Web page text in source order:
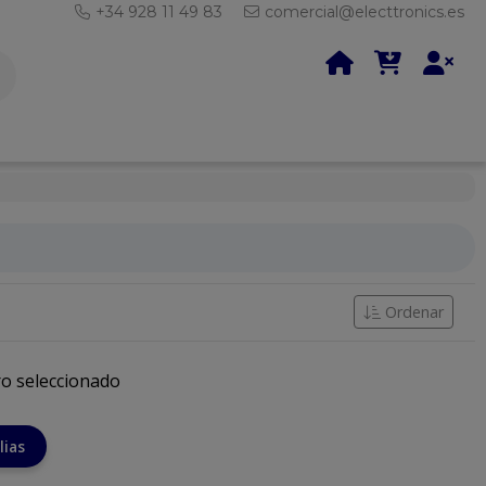
+34 928 11 49 83 comercial@electtronics.es
Ordenar
seleccionado